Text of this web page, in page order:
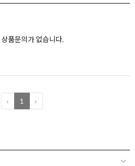
품문의가 없습니다.
‹ 1 ›